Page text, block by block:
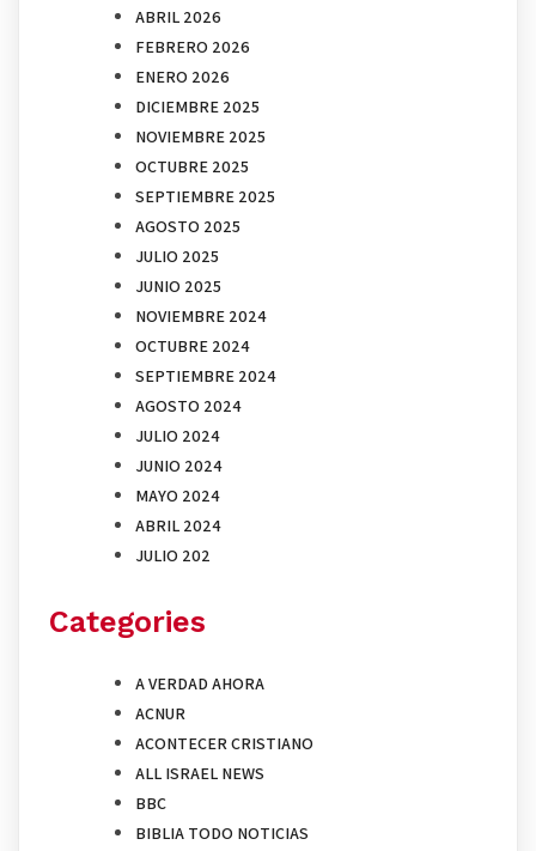
ABRIL 2026
FEBRERO 2026
ENERO 2026
DICIEMBRE 2025
NOVIEMBRE 2025
OCTUBRE 2025
SEPTIEMBRE 2025
AGOSTO 2025
JULIO 2025
JUNIO 2025
NOVIEMBRE 2024
OCTUBRE 2024
SEPTIEMBRE 2024
AGOSTO 2024
JULIO 2024
JUNIO 2024
MAYO 2024
ABRIL 2024
JULIO 202
Categories
A VERDAD AHORA
ACNUR
ACONTECER CRISTIANO
ALL ISRAEL NEWS
BBC
BIBLIA TODO NOTICIAS